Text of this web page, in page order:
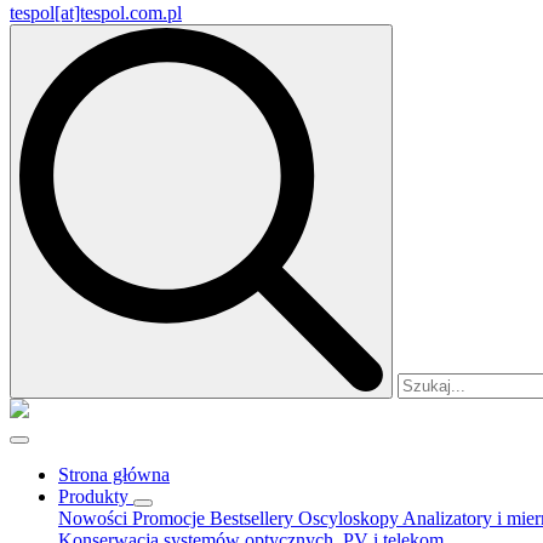
tespol[at]tespol.com.pl
Strona główna
Produkty
Nowości Promocje Bestsellery Oscyloskopy Analizatory i